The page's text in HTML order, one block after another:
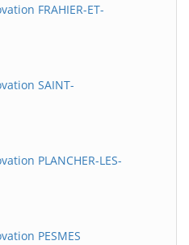
FRAHIER-ET-
SAINT-
PLANCHER-LES-
PESMES